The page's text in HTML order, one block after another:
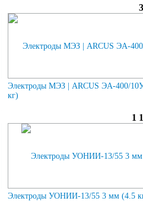
Электроды МЭЗ | ARCUS ЭА-400/
кг)
1
Электроды УОНИИ-13/55 3 мм (4.5